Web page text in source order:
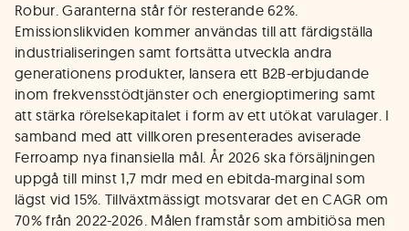
Robur. Garanterna står för resterande 62%.
Emissionslikviden kommer användas till att färdigställa
industrialiseringen samt fortsätta utveckla andra
generationens produkter, lansera ett B2B-erbjudande
inom frekvensstödtjänster och energioptimering samt
att stärka rörelsekapitalet i form av ett utökat varulager. I
samband med att villkoren presenterades aviserade
Ferroamp nya finansiella mål. År 2026 ska försäljningen
uppgå till minst 1,7 mdr med en ebitda-marginal som
lägst vid 15%. Tillväxtmässigt motsvarar det en CAGR om
70% från 2022-2026. Målen framstår som ambitiösa men